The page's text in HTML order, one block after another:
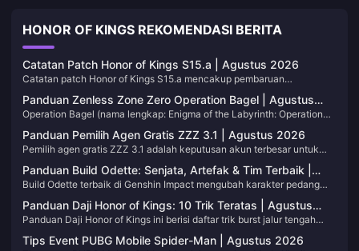
HONOR OF KINGS REKOMENDASI BERITA
Catatan Patch Honor of Kings S15.a | Agustus 2026
Catatan patch Honor of Kings S15.a mencakup pembaruan
keseimbangan pertengahan musim pertama di Musim 15, yang dirilis
sejak 30 Juli 2026. Tandai halaman ini. Kami akan memperbarui tabel
saat tiket hero berikutnya dirilis.
Panduan Zenless Zone Zero Operation Bagel | Agustus
2026
Operation Bagel (nama lengkap: Enigma of the Labyrinth: Operation
Bagel) adalah mode ekstraksi permanen Zenless Zone Zero di Versi
3.1. Anda akan terjun ke dalam Hollow yang rusak, mempersiapkan
perlengkapan di tengah permainan, mengambil barang berharga, dan
melakukan ekstraksi sebelum batas waktu menghabiskan sesi Anda.
Halaman ini akan terus diperbarui seiring dengan perubahan komisi
musiman, stok toko, dan aturan peta.
Panduan Pemilih Agen Gratis ZZZ 3.1 | Agustus 2026
Pemilih agen gratis ZZZ 3.1 adalah keputusan akun terbesar untuk
perayaan ulang tahun kedua: satu Agen S-Rank terbatas dan satu W-
Engine S-Rank terbatas dari kumpulan Marcel Anniversary Gift.
Halaman ini memandu siapa yang harus dipilih untuk roster Anda dan
bagaimana pilihan W-Engine harus disesuaikan. Simpan halaman ini;
kami akan memperbaruinya saat periode event atau meta berubah.
Panduan Build Odette: Senjata, Artefak & Tim Terbaik |
Agustus 2026
Build Odette terbaik di Genshin Impact mengubah karakter pedang
Cryo bintang lima Versi 7.0 menjadi mesin off-field Stellar-Conduct
dan Stellar-Swirl. Halaman ini mencantumkan senjata, artefak, tim,
dan nilai gacha-nya untuk versi 7.0. Kami akan memperbarui tabel
setelah adanya patch penyeimbangan, jadi simpan tautan ini.
Panduan Daji Honor of Kings: 10 Trik Teratas | Agustus
2026
Panduan Daji Honor of Kings ini berisi daftar trik burst jalur tengah
yang memungkinkanmu melenyapkan hero carry setelah satu kali
pembersihan bersih. Kami memperbarui tabel ini saat meta berubah,
Tips Event PUBG Mobile Spider-Man | Agustus 2026